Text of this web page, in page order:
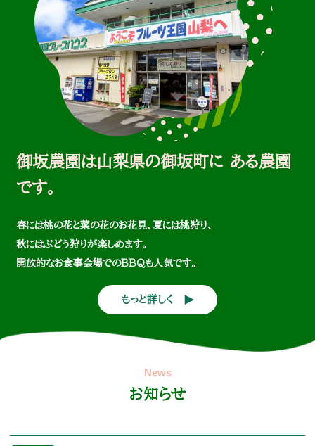
御坂農園は山梨県の御坂町に ある農園
です。
春には桃の花と菜の花のお花見、夏には桃狩り、
秋にはぶどう狩りが楽しめます。
開放的なお食事会場でのBBQも人気です。
もっと詳しく
お知らせ